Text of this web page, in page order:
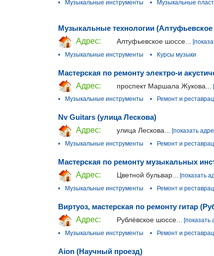
•
Музыкальные инструменты • Музыкальные
Музыкальные технологии
Адрес:
Алтуфьевское шоссе...
•
Музыкальные инструменты • Курсы музыки
Мастерская по ремонту электро-и
Адрес:
проспект Маршала Жукова...
•
Музыкальные инструменты • Ремонт и
Nv Guitars (улица Лескова)
Адрес:
улица Лескова... [показать
•
Музыкальные инструменты • Ремонт и
Мастерская по ремонту музыкальных
Адрес:
Цветной бульвар...
[показать
•
Музыкальные инструменты • Ремонт и
Виртуоз, мастерская по ремонту гитар
Адрес:
Рублёвское шоссе...
[показать
•
Музыкальные инструменты • Ремонт и
Aion (Научный проезд)